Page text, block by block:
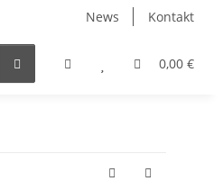
News Kontakt
0,00 €